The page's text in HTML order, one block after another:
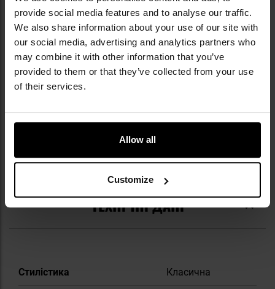
provide social media features and to analyse our traffic.
We also share information about your use of our site with
our social media, advertising and analytics partners who
may combine it with other information that you’ve
provided to them or that they’ve collected from your use
of their services.
Allow all
Customize
пропонованої зброї. До сьогодні Hatsan
вирізняється такими технологічними
рішеннями, як система SAS (Shock Absorber
System), яка ефективно зменшує вібрації під
час пострілу, а також регульований
механізм Quattro Trigger, що дає змогу
налаштувати роботу спуску під
найпопулярніших моделей особливе
PCP BT65 і AT44, які стали вибором як
понад 90 країнах світу.
ТЕХНІЧНІ ДАНІ
Докладніше
Стилістика
Класична